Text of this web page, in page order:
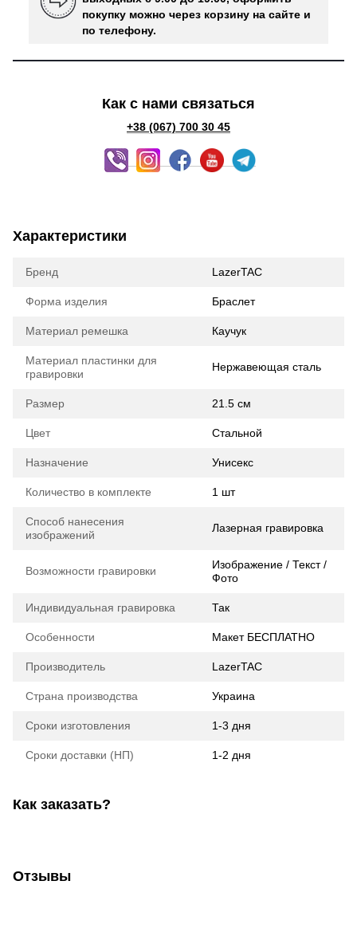
покупку можно через корзину на сайте и
по телефону.
Как с нами связаться
+38 (067) 700 30 45
Характеристики
Бренд LazerTAC
Форма изделия Браслет
Материал ремешка Каучук
Материал пластинки для
гравировки
Нержавеющая сталь
Размер 21.5 см
Цвет Стальной
Назначение Унисекс
Количество в комплекте 1 шт
Способ нанесения
изображений
Лазерная гравировка
Возможности гравировки
Изображение / Текст /
Фото
Индивидуальная гравировка Так
Особенности Макет БЕСПЛАТНО
Производитель LazerTAC
Страна производства Украина
Сроки изготовления 1-3 дня
Сроки доставки (НП) 1-2 дня
Как заказать?
Отзывы